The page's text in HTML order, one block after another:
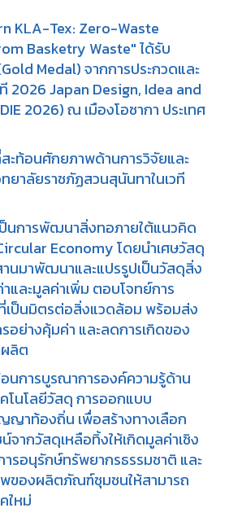
KLA-Tex: Zero-Waste
Basketry Waste" ได้รับ
Medal) จากการประกวดและ
2026 Japan Design, Idea and
2026) ณ เมืองโอซากา ประเทศ
ะท้อนศักยภาพด้านการวิจัยและ
ยาลัยราชภัฏสวนสุนันทาในเวที
นการพัฒนาสิ่งทอภายใต้แนวคิด
Economy โดยนำเศษวัสดุ
านมาพัฒนาและแปรรูปเป็นวัสดุสิ่ง
ละมูลค่าเพิ่ม ตอบโจทย์การ
ป็นมิตรต่อสิ่งแวดล้อม พร้อมส่ง
อย่างคุ้มค่า และลดการเกิดของ
ผลิต
นการบูรณาการองค์ความรู้ด้าน
โนโลยีวัสดุ การออกแบบ
าท้องถิ่น เพื่อสร้างทางเลือก
น์จากวัสดุเหลือทิ้งให้เกิดมูลค่าเชิง
รอนุรักษ์ทรัพยากรธรรมชาติ และ
ของผลิตภัณฑ์ชุมชนให้สามารถ
ใหม่